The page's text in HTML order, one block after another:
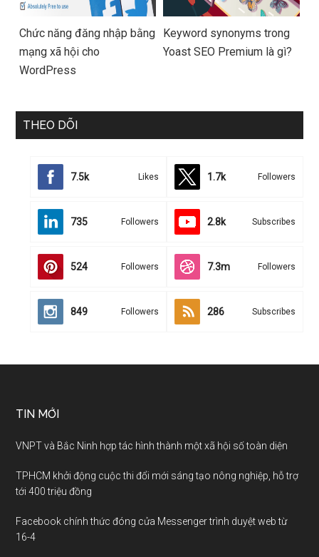
Chức năng đăng nhập bằng
mạng xã hội cho
WordPress
Keyword synonyms trong
Yoast SEO Premium là gì?
THEO DÕI
7.5k Likes 1.7k Followers
735 Followers 2.8k Subscribes
524 Followers 7.3m Followers
849 Followers 286 Subscribes
TIN MỚI
VNPT và Bắc Ninh hợp tác hình thành một xã hội số toàn diện
TPHCM khởi động cuộc thi đổi mới sáng tạo nông nghiệp, hỗ trợ
tới 400 triệu đồng
Facebook chính thức đóng cửa Messenger trình duyệt web từ
16-4